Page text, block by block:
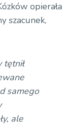
opierała
szacunek,
tętnił
samego
ale